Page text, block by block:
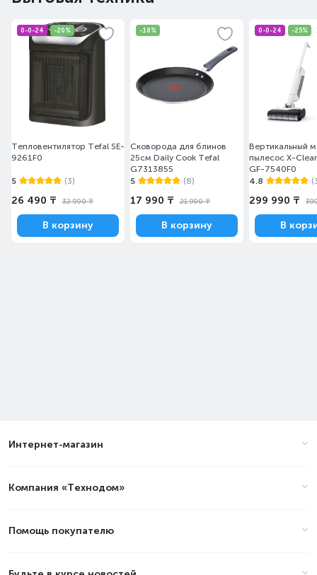
0-0-24 -20%
Тепловентилятор Tefal SE-
9261F0
5 (3)
26 490 ₸ 32 990 ₸
В корзину
-18%
Сковорода для блинов
25см Daily Cook Tefal
G7313855
5
(8)
17 990 ₸ 21 990 ₸
В корзину
0-0-24 -25%
Вертикальный
пылесос X-
GF-7540F0
4.8
299 990 ₸
В
Интернет-магазин
Компания «Технодом»
Помощь покупателю